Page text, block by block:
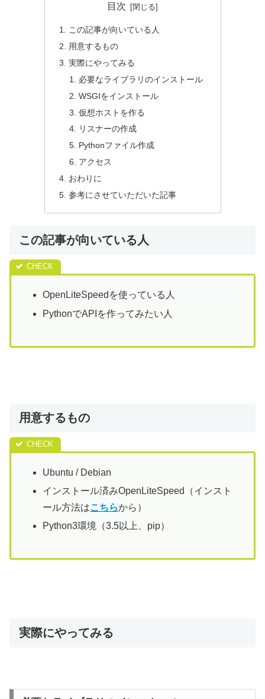
目次
この記事が向いている人
用意するもの
実際にやってみる
必要なライブラリのインストール
WSGIをインストール
仮想ホストを作る
リスナーの作成
Pythonファイル作成
アクセス
おわりに
参考にさせていただいた記事
この記事が向いている人
OpenLiteSpeedを使っている人
PythonでAPIを作ってみたい人
用意するもの
Ubuntu / Debian
インストール済みOpenLiteSpeed（インスト
ール方法はこちらから）
Python3環境（3.5以上、pip）
実際にやってみる